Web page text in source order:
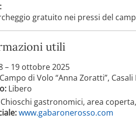
gratuito nei pressi del
utili
– 19 ottobre 2025
Campo di Volo “Anna Zoratti”,
Libero
Chioschi gastronomici, area
www.gabaronerosso.com